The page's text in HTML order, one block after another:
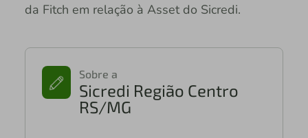
da Fitch em relação à Asset do Sicredi.
Sobre a
Sicredi Região Centro
RS/MG